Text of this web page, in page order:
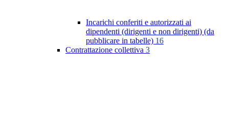
Incarichi conferiti e autorizzati ai
dipendenti (dirigenti e non dirigenti) (da
pubblicare in tabelle) 16
Contrattazione collettiva 3